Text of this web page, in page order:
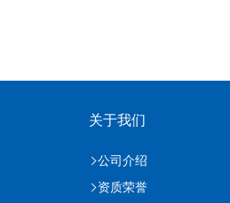
关于我们
公司介绍
资质荣誉